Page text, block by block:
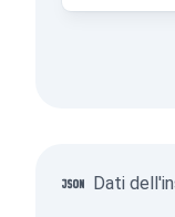
End of
Dati